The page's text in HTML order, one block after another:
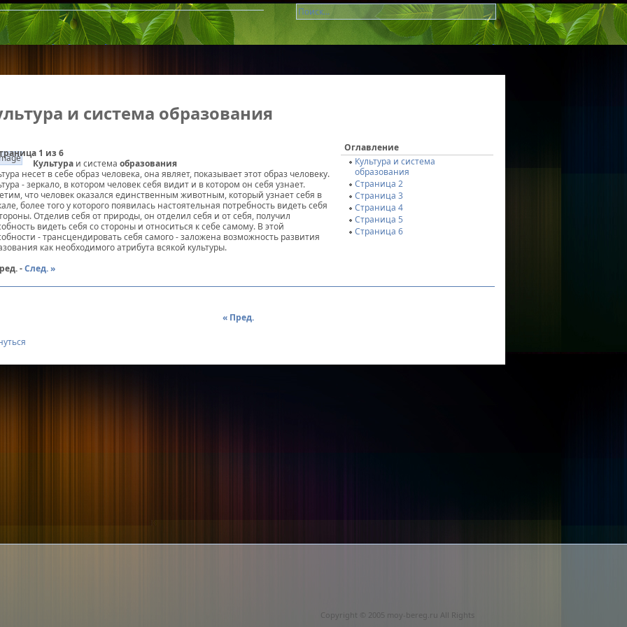
и система образования
Оглавление
Культура и система
образования
Страница 2
Страница 3
Страница 4
Страница 5
Страница 6
1 из 6
Культура и системаобразования
несет в себе образ человека, она являет, показывает этот образ человеку.
- зеркало, в котором человек себя видит и в котором он себя узнает.
что человек оказался единственным животным, который узнает себя в
более того у которого появилась настоятельная потребность видеть себя
Отделив себя от природы, он отделил себя и от себя, получил
видеть себя со стороны и относиться к себе самому. В этой
- трансцендировать себя самого - заложена возможность развития
как необходимого атрибута всякой культуры.
-След. »
« Пред.
Copyright © 2005 moy-bereg.ru All Rights